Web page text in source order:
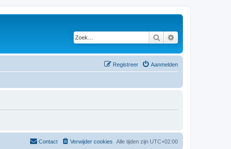
Zoek
Aanmelden
Registreer
Alle tijden zijn UTC+02:00
Verwijder cookies
Contact